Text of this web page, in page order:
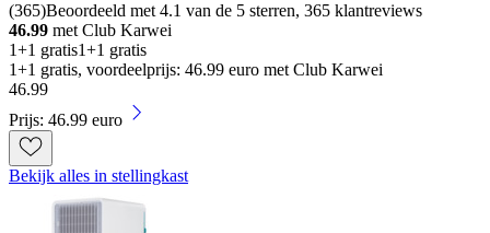
(365)Beoordeeld met 4.1 van de 5 sterren, 365 klantreviews
46.99 met Club Karwei
1+1 gratis1+1 gratis
1+1 gratis, voordeelprijs: 46.99 euro met Club Karwei
46.99
Prijs: 46.99 euro
Bekijk alles in stellingkast